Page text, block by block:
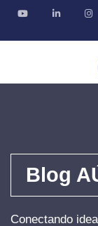
Blog
Conectando